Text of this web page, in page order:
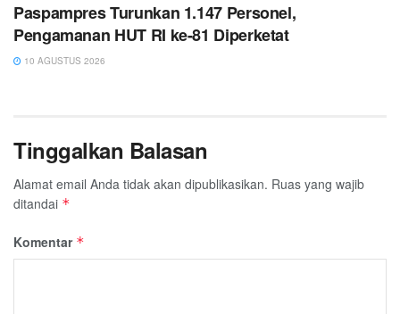
Paspampres Turunkan 1.147 Personel,
Pengamanan HUT RI ke-81 Diperketat
10 AGUSTUS 2026
Tinggalkan Balasan
Alamat email Anda tidak akan dipublikasikan. Ruas yang wajib
ditandai *
Komentar *